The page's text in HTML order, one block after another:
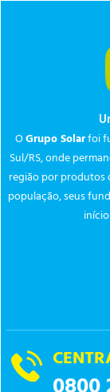
OGrupo Solarfoi
Sul/RS, onde
região por produtos
população, seus